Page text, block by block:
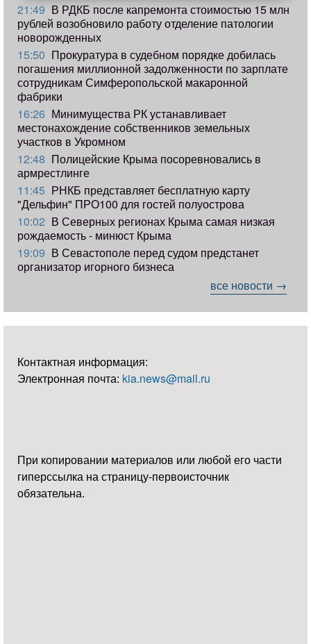
21:49 В РДКБ после капремонта стоимостью 15 млн
рублей возобновило работу отделение патологии
новорожденных
15:50 Прокуратура в судебном порядке добилась
погашения миллионной задолженности по зарплате
сотрудникам Симферопольской макаронной
фабрики
16:26 Минимущества РК устанавливает
местонахождение собственников земельных
участков в Укромном
12:48 Полицейские Крыма посоревновались в
армрестлинге
11:45 РНКБ представляет бесплатную карту
"Дельфин" ПРО100 для гостей полуострова
10:02 В Северных регионах Крыма самая низкая
рождаемость - минюст Крыма
19:09 В Севастополе перед судом предстанет
организатор игорного бизнеса
все новости →
Контактная информация:
Электронная почта: kia.news@mail.ru
При копировании материалов или любой его части
гиперссылка на страницу-первоисточник
обязательна.